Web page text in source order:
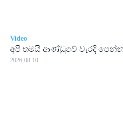
Video
අපි තමයි ආණ්ඩුවේ වැරදි
2026-08-10